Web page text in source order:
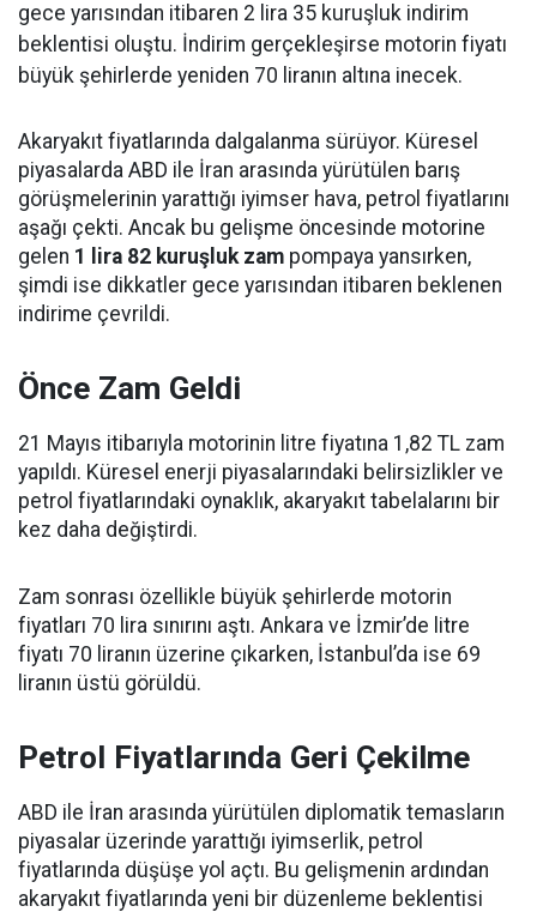
gece yarısından itibaren 2 lira 35 kuruşluk indirim
beklentisi oluştu. İndirim gerçekleşirse motorin fiyatı
büyük şehirlerde yeniden 70 liranın altına inecek.
Akaryakıt fiyatlarında dalgalanma sürüyor. Küresel
piyasalarda ABD ile İran arasında yürütülen barış
görüşmelerinin yarattığı iyimser hava, petrol fiyatlarını
aşağı çekti. Ancak bu gelişme öncesinde motorine
gelen 1 lira 82 kuruşluk zam pompaya yansırken,
şimdi ise dikkatler gece yarısından itibaren beklenen
indirime çevrildi.
Önce Zam Geldi
21 Mayıs itibarıyla motorinin litre fiyatına 1,82 TL zam
yapıldı. Küresel enerji piyasalarındaki belirsizlikler ve
petrol fiyatlarındaki oynaklık, akaryakıt tabelalarını bir
kez daha değiştirdi.
Zam sonrası özellikle büyük şehirlerde motorin
fiyatları 70 lira sınırını aştı. Ankara ve İzmir’de litre
fiyatı 70 liranın üzerine çıkarken, İstanbul’da ise 69
liranın üstü görüldü.
Petrol Fiyatlarında Geri Çekilme
ABD ile İran arasında yürütülen diplomatik temasların
piyasalar üzerinde yarattığı iyimserlik, petrol
fiyatlarında düşüşe yol açtı. Bu gelişmenin ardından
akaryakıt fiyatlarında yeni bir düzenleme beklentisi